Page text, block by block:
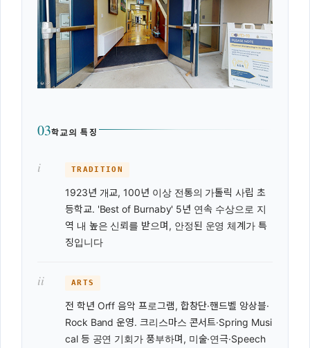
03학교의 특징
i TRADITION
1923년 개교, 100년 이상 전통의 가톨릭 사립 초
등학교. 'Best of Burnaby' 5년 연속 수상으로 지
역 내 높은 신뢰를 받으며, 안정된 운영 체계가 특
징입니다
ii ARTS
전 학년 Orff 음악 프로그램, 합창단·핸드벨 앙상블·
Rock Band 운영. 크리스마스 콘서트·Spring Musi
cal 등 공연 기회가 풍부하며, 미술·연극·Speech